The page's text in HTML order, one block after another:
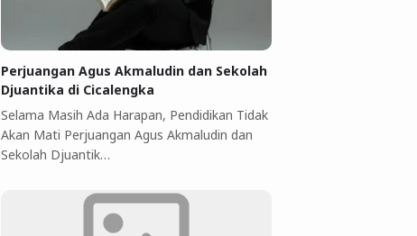
Perjuangan Agus Akmaludin dan Sekolah
Djuantika di Cicalengka
Selama Masih Ada Harapan, Pendidikan Tidak
Akan Mati Perjuangan Agus Akmaludin dan
Sekolah Djuantik…